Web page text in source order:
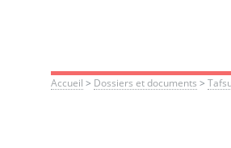
Accueil > Dossiers et documents >